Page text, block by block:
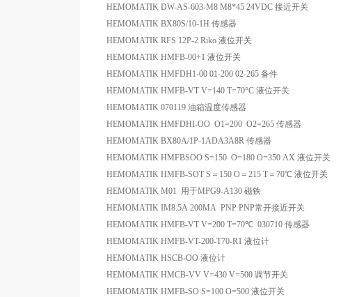
HEMOMATIK DW-AS-603-M8 M8*45 24VDC 接近开关
HEMOMATIK BX80S/10-1H 传感器
HEMOMATIK RFS 12P-2 Riko 液位开关
HEMOMATIK HMFB-00+1 液位开关
HEMOMATIK HMFDH1-00 01-200 02-265 备件
HEMOMATIK HMFB-VT V=140 T=70°C 液位开关
HEMOMATIK 070119 油箱温度传感器
HEMOMATIK HMFDHI-OO O1=200 O2=265 传感器
HEMOMATIK BX80A/1P-1ADA3A8R 传感器
HEMOMATIK HMFBSOO S=150 O=180 O=350 AX 液位开关
HEMOMATIK HMFB-SOT S＝150 O＝215 T＝70℃ 液位开关
HEMOMATIK M01 用于MPG9-A130 磁铁
HEMOMATIK IM8.5A 200MA PNP PNP常开接近开关
HEMOMATIK HMFB-VT V=200 T=70℃ 030710 传感器
HEMOMATIK HMFB-VT-200-T70-R1 液位计
HEMOMATIK HSCB-OO 液位计
HEMOMATIK HMCB-VV V=430 V=500 调节开关
HEMOMATIK HMFB-SO S=100 O=500 液位开关